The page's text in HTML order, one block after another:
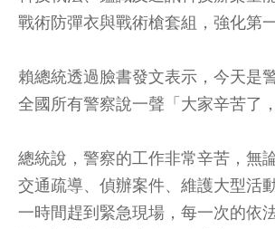
戰術防彈衣與戰術槍套組，強化第
賴總統透過臉書發文表示，今天是
全國所有警察說一聲「大家辛苦了
總統說，警察的工作非常辛苦，無
交通疏導、偵辦案件、維護大型活
一時間趕到緊急現場，每一次的依